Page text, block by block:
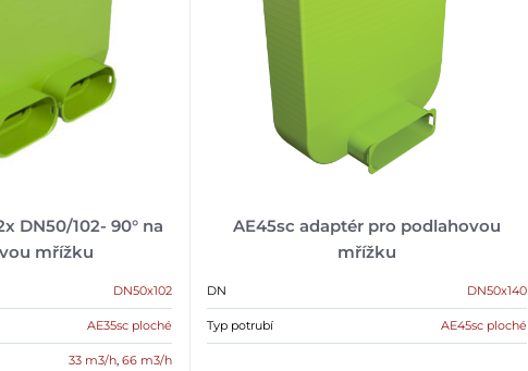
DN50/102- 90° na
mřížku
DN50x102
AE35sc ploché
33 m3/h, 66 m3/h
AE45sc adaptér pro podlahovou
mřížku
DN DN50x140
Typ potrubí AE45sc ploché